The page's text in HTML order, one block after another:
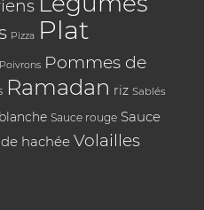
Pizza Plat
Poivrons Pommes de
Ramadan riz Sablés
Sauce rouge Sauce
hachée Volailles